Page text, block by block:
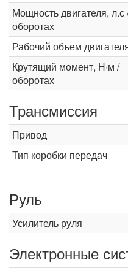
Мощность двигателя, л.с
оборотах
Рабочий объем
Крутящий момент, Н·м /
оборотах
Трансмиссия
Привод
Тип коробки передач
Руль
Усилитель руля
Электронные